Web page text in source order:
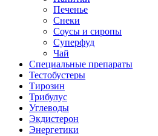
Печенье
Снеки
Соусы и сиропы
Суперфуд
Чай
Специальные препараты
Тестобустеры
Тирозин
Трибулус
Углеводы
Экдистерон
Энергетики